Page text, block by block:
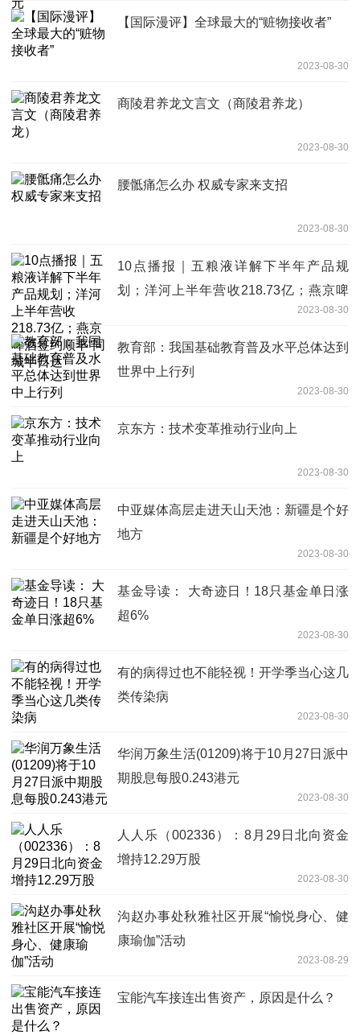
【国际漫评】全球最大的“赃物接收者”
2023-08-30
商陵君养龙文言文（商陵君养龙）
2023-08-30
腰骶痛怎么办 权威专家来支招
2023-08-30
10点播报｜五粮液详解下半年产品规
划；洋河上半年营收218.73亿；燕京啤
2023-08-30
教育部：我国基础教育普及水平总体达到
世界中上行列
2023-08-30
京东方：技术变革推动行业向上
2023-08-30
中亚媒体高层走进天山天池：新疆是个好
地方
2023-08-30
基金导读： 大奇迹日！18只基金单日涨
超6%
2023-08-30
有的病得过也不能轻视！开学季当心这几
类传染病
2023-08-30
华润万象生活(01209)将于10月27日派中
期股息每股0.243港元
2023-08-30
人人乐（002336）：8月29日北向资金
增持12.29万股
2023-08-30
沟赵办事处秋雅社区开展“愉悦身心、健
康瑜伽”活动
2023-08-29
宝能汽车接连出售资产，原因是什么？